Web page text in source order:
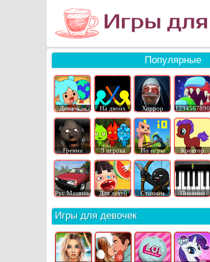
Популярные
Девочкам На двоих Хоррор 1234567890
Гренни 3 игрока Ио игры Креатор
Рус Машины Для детей Стикмен Пианино
Игры для девочек